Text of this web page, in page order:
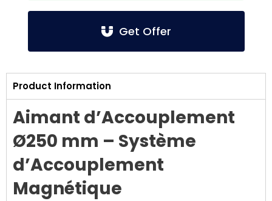
Get Offer
Product Information
Aimant d’Accouplement
Ø250 mm – Système
d’Accouplement
Magnétique